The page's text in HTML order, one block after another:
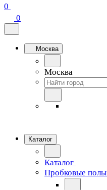
0
0
Москва
Москва
Каталог
Каталог
Пробковые полы